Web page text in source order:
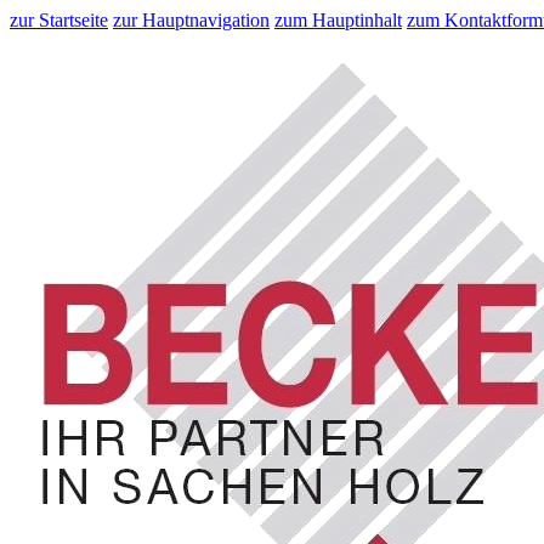
zur Startseite zur Hauptnavigation zum Hauptinhalt zum